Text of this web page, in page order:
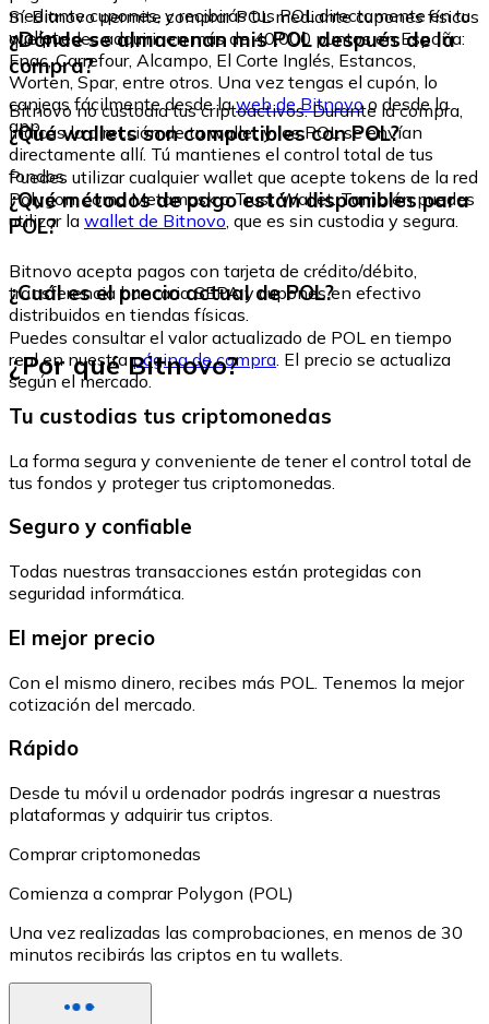
mediante cupones, y recibirás tus POL directamente en tu
wallet.
Sí. Bitnovo permite comprar POL mediante cupones físicos
que puedes adquirir en más de 40.000 puntos en España:
Fnac, Carrefour, Alcampo, El Corte Inglés, Estancos,
Worten, Spar, entre otros. Una vez tengas el cupón, lo
canjeas fácilmente desde laweb de Bitnovoo desde la
app.
¿Dónde se almacenan mis POL después de la
compra?
Bitnovo no custodia tus criptoactivos. Durante la compra,
indicas la dirección de tu wallet y los POL se envían
directamente allí. Tú mantienes el control total de tus
fondos.
¿Qué wallets son compatibles con POL?
Puedes utilizar cualquier wallet que acepte tokens de la red
Polygon, como Metamask o Trust Wallet. También puedes
utilizar la wallet de Bitnovo, que es sin custodia y segura.
¿Qué métodos de pago están disponibles para
POL?
Bitnovo acepta pagos con tarjeta de crédito/débito,
transferencia bancaria SEPA y cupones en efectivo
distribuidos en tiendas físicas.
¿Cuál es el precio actual de POL?
Puedes consultar el valor actualizado de POL en tiempo
real en nuestrapágina de compra. El precio se actualiza
según el mercado.
¿Por qué Bitnovo?
Tu custodias tus criptomonedas
La forma segura y conveniente de tener el control total de
tus fondos y proteger tus criptomonedas.
Seguro y confiable
Todas nuestras transacciones están protegidas con
seguridad informática.
El mejor precio
Con el mismo dinero, recibes más POL. Tenemos la mejor
cotización del mercado.
Rápido
Desde tu móvil u ordenador podrás ingresar a nuestras
plataformas y adquirir tus criptos.
Comprar criptomonedas
Comienza a comprar Polygon (POL)
Una vez realizadas las comprobaciones, en menos de 30
minutos recibirás las criptos en tu wallets.